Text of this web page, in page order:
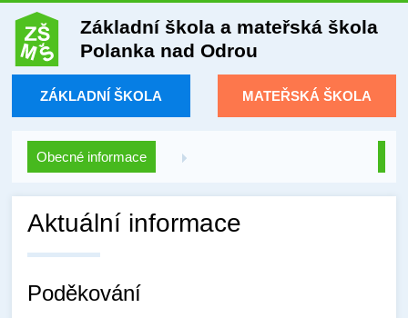
Základní škola a mateřská škola
Polanka nad Odrou
ZÁKLADNÍ ŠKOLA MATEŘSKÁ ŠKOLA
Obecné informace
Aktuální informace
Poděkování